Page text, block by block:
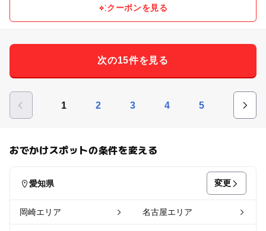
クーポンを見る
次の15件を見る
1 2 3 4 5
おでかけスポットの条件を変える
愛知県 変更
岡崎エリア 名古屋エリア